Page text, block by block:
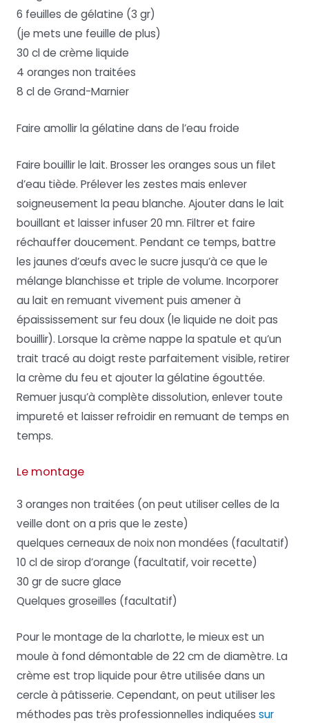
6 feuilles de gélatine (3 gr)
(je mets une feuille de plus)
30 cl de crème liquide
4 oranges non traitées
8 cl de Grand-Marnier
Faire amollir la gélatine dans de l’eau froide
Faire bouillir le lait. Brosser les oranges sous un filet
d’eau tiède. Prélever les zestes mais enlever
soigneusement la peau blanche. Ajouter dans le lait
bouillant et laisser infuser 20 mn. Filtrer et faire
réchauffer doucement. Pendant ce temps, battre
les jaunes d’œufs avec le sucre jusqu’à ce que le
mélange blanchisse et triple de volume. Incorporer
au lait en remuant vivement puis amener à
épaississement sur feu doux (le liquide ne doit pas
bouillir). Lorsque la crème nappe la spatule et qu’un
trait tracé au doigt reste parfaitement visible, retirer
la crème du feu et ajouter la gélatine égouttée.
Remuer jusqu’à complète dissolution, enlever toute
impureté et laisser refroidir en remuant de temps en
temps.
Le montage
3 oranges non traitées (on peut utiliser celles de la
veille dont on a pris que le zeste)
quelques cerneaux de noix non mondées (facultatif)
10 cl de sirop d’orange (facultatif, voir recette)
30 gr de sucre glace
Quelques groseilles (facultatif)
Pour le montage de la charlotte, le mieux est un
moule à fond démontable de 22 cm de diamètre. La
crème est trop liquide pour être utilisée dans un
cercle à pâtisserie. Cependant, on peut utiliser les
méthodes pas très professionnelles indiquées sur